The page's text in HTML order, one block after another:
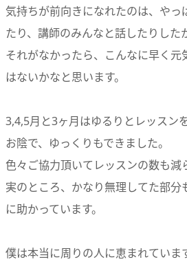
気持ちが前向きになれたのは、やっ
たり、講師のみんなと話したりした
それがなかったら、こんなに早く元
はないかなと思います。
3,4,5月と3ヶ月はゆるりとレッスン
お陰で、ゆっくりもできました。
色々ご協力頂いてレッスンの数も減
実のところ、かなり無理してた部分
に助かっています。
僕は本当に周りの人に恵まれていま